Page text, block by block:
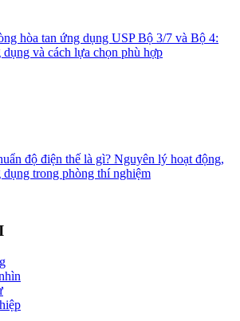
hòa tan ứng dụng USP Bộ 3/7 và Bộ 4:
và cách lựa chọn phù hợp
độ điện thế là gì? Nguyên lý hoạt động,
trong phòng thí nghiệm